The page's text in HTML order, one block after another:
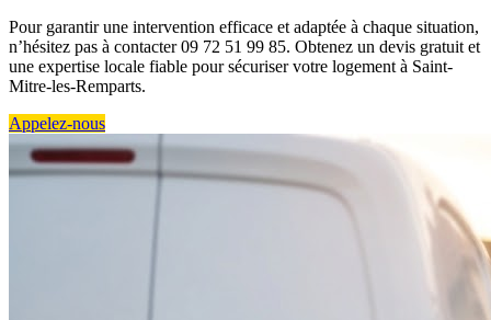
Pour garantir une intervention efficace et adaptée à chaque situation,
n’hésitez pas à contacter 09 72 51 99 85. Obtenez un devis gratuit et
une expertise locale fiable pour sécuriser votre logement à Saint-
Mitre-les-Remparts.
Appelez-nous